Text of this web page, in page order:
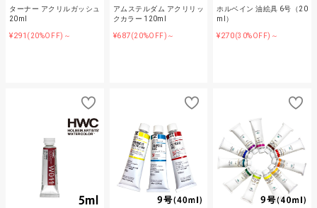
ターナー アクリルガッシュ
20ml
¥291 (20%OFF)～
アムステルダム アクリリッ
クカラー 120ml
¥687(20%OFF)～
ホルベイン 油絵具 6号（20
ml）
¥270(30%OFF)～